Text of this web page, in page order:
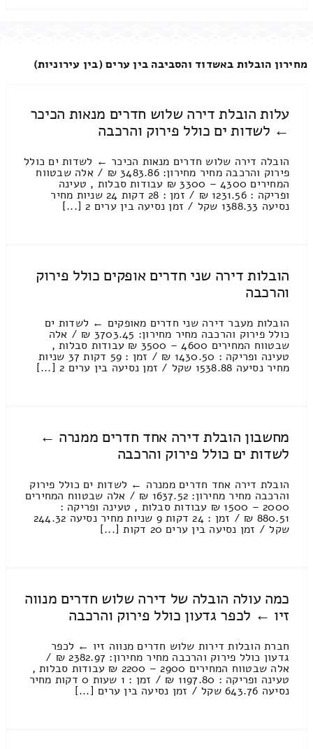
מחירון הובלות באשדוד והסביבה בין ערים (בין עירוניות)
עלות הובלת דירה שלוש חדרים מנאות הכיכר
← לשדות ים כולל פירוק והרכבה
הובלה דירה שלוש חדרים מנאות הכיכר ← לשדות ים כולל
פירוק והרכבה מחיר מחירון: 3483.86 ₪ / אלה שבטווח
המחירים 4300 – 3300 ₪ עבודות סבלות , טעינה
ופריקה : 1231.56 ₪ / זמן : 28 דקות 24 שניות מחיר
נסיעה 1388.33 שקל / זמן נסיעה בין ערים 2 [...]
הובלות דירה שני חדרים אופקים כולל פירוק
והרכבה
הובלות מעבר דירה שני חדרים מאופקים ← לשדות ים
כולל פירוק והרכבה מחיר מחירון: 3703.45 ₪ / אלה
שבטווח המחירים 4600 – 3500 ₪ עבודות סבלות ,
טעינה ופריקה : 1430.50 ₪ / זמן : 59 דקות 37 שניות
מחיר נסיעה 1538.88 שקל / זמן נסיעה בין ערים 2 [...]
מחשבון הובלת דירה אחד חדרים ממנרה ←
לשדות ים כולל פירוק והרכבה
הובלת דירה אחד חדרים ממנרה ← לשדות ים כולל פירוק
והרכבה מחיר מחירון: 1637.52 ₪ / אלה שבטווח המחירים
2000 – 1500 ₪ עבודות סבלות , טעינה ופריקה :
880.51 ₪ / זמן : 24 דקות 9 שניות מחיר נסיעה 244.32
שקל / זמן נסיעה בין ערים 20 דקות [...]
כמה עולה הובלה של דירה שלוש חדרים מנווה
זיו ← לכפר גדעון כולל פירוק והרכבה
חברת הובלות דירות שלוש חדרים מנווה זיו ← לכפר
גדעון כולל פירוק והרכבה מחיר מחירון: 2382.97 ₪ /
אלה שבטווח המחירים 2900 – 2200 ₪ עבודות סבלות ,
טעינה ופריקה : 1197.80 ₪ / זמן : 1 שעות 0 דקות מחיר
נסיעה 643.76 שקל / זמן נסיעה בין ערים [...]